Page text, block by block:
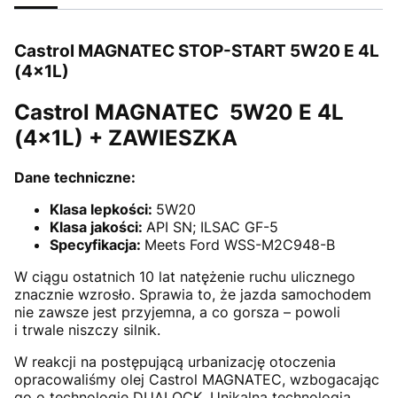
Castrol MAGNATEC STOP-START 5W20 E 4L
(4x1L)
Castrol MAGNATEC 5W20 E 4L
(4x1L) + ZAWIESZKA
Dane techniczne:
Klasa lepkości: 5W20
Klasa jakości: API SN; ILSAC GF-5
Specyfikacja: Meets Ford WSS-M2C948-B
W ciągu ostatnich 10 lat natężenie ruchu ulicznego
znacznie wzrosło. Sprawia to, że jazda samochodem
nie zawsze jest przyjemna, a co gorsza – powoli
i trwale niszczy silnik.
W reakcji na postępującą urbanizację otoczenia
opracowaliśmy olej Castrol MAGNATEC, wzbogacając